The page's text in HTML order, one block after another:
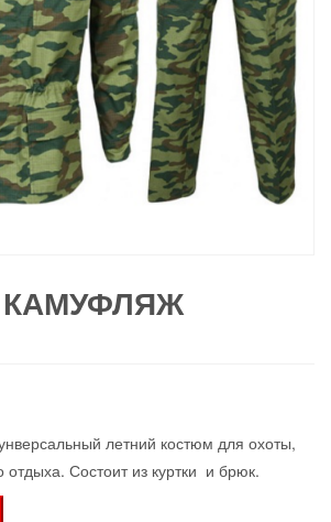
летний костюм для охоты,
отдыха. Состоит из куртки и брюк.